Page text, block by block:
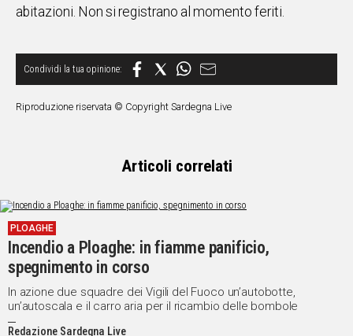
abitazioni. Non si registrano al momento feriti.
Riproduzione riservata © Copyright Sardegna Live
Articoli correlati
PLOAGHE
Incendio a Ploaghe: in fiamme panificio,
spegnimento in corso
In azione due squadre dei Vigili del Fuoco un’autobotte,
un’autoscala e il carro aria per il ricambio delle bombole
Redazione Sardegna Live